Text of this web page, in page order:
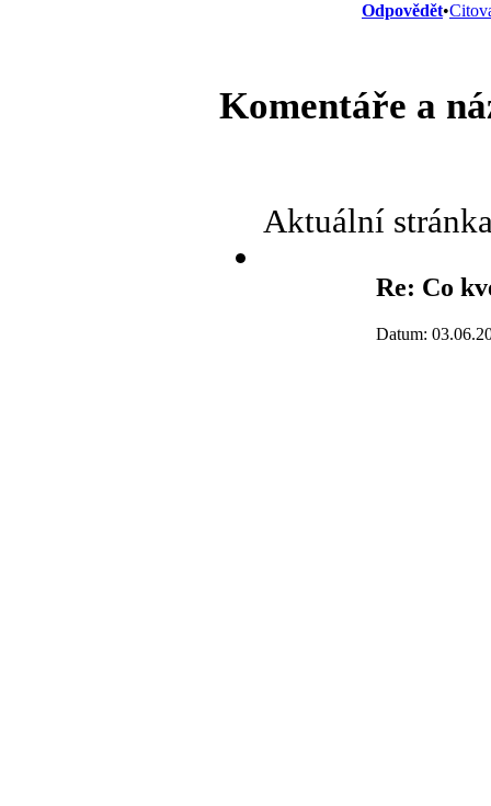
Odpovědět•
Komentáře a
Aktuální
Re: Co
Datum: